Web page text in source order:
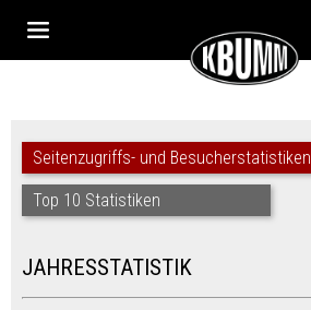
Seitenzugriffs- und Besucherstatistiken
Top 10 Statistiken
JAHRESSTATISTIK